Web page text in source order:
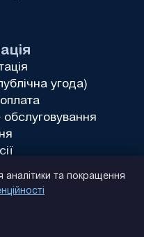
угода)
обслуговування
та покращення